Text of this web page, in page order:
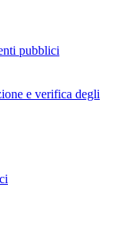
pubblici
e verifica degli